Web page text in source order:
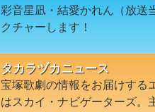
彩音星凪・結愛かれん（放送
クチャーします！
タカラヅカニュース
宝塚歌劇の情報をお届けする
はスカイ・ナビゲーターズ。